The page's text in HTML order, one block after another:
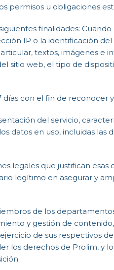
permisos u obligaciones
finalidades:
IP o la identificación
textos, imágenes e
sitio web, el tipo de
con el fin de reconocer
del servicio,
datos en uso, incluidas las
legales que justifican
legítimo en asegurar y
de los
y gestión de
de sus respectivos
los derechos de Prolim, y